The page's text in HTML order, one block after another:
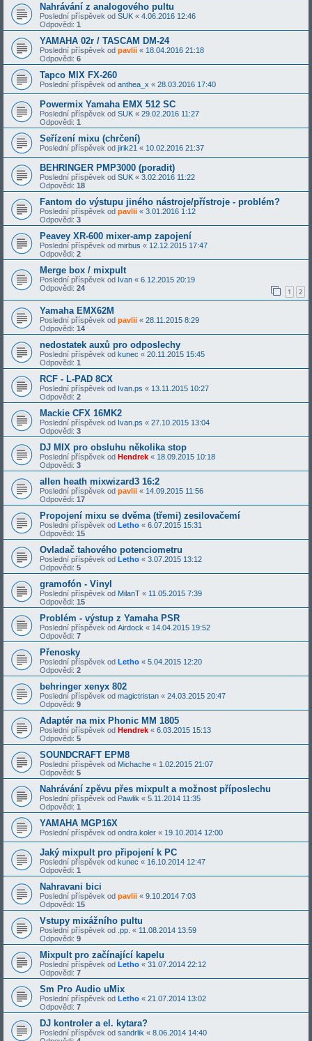
Nahrávání z analogového pultu
Poslední příspěvek od SUK « 4.06.2016 12:46
Odpovědi: 1
YAMAHA 02r / TASCAM DM-24
Poslední příspěvek od pavlii « 18.04.2016 21:18
Odpovědi: 6
Tapco MIX FX-260
Poslední příspěvek od anthea_x « 28.03.2016 17:40
Powermix Yamaha EMX 512 SC
Poslední příspěvek od SUK « 29.02.2016 11:27
Odpovědi: 1
Seřízení mixu (chrčení)
Poslední příspěvek od jirik21 « 10.02.2016 21:37
BEHRINGER PMP3000 (poradit)
Poslední příspěvek od SUK « 3.02.2016 11:22
Odpovědi: 18
Fantom do výstupu jiného nástroje/přístroje - problém?
Poslední příspěvek od pavlii « 3.01.2016 1:12
Odpovědi: 3
Peavey XR-600 mixer-amp zapojení
Poslední příspěvek od mirbus « 12.12.2015 17:47
Odpovědi: 2
Merge box / mixpult
Poslední příspěvek od Ivan « 6.12.2015 20:19
Odpovědi: 24 1 2
Yamaha EMX62M
Poslední příspěvek od pavlii « 28.11.2015 8:29
Odpovědi: 14
nedostatek auxů pro odposlechy
Poslední příspěvek od kunec « 20.11.2015 15:45
Odpovědi: 1
RCF - L-PAD 8CX
Poslední příspěvek od Ivan.ps « 13.11.2015 10:27
Odpovědi: 2
Mackie CFX 16MK2
Poslední příspěvek od Ivan.ps « 27.10.2015 13:04
Odpovědi: 3
DJ MIX pro obsluhu několika stop
Poslední příspěvek od Hendrek « 18.09.2015 10:18
Odpovědi: 3
allen heath mixwizard3 16:2
Poslední příspěvek od pavlii « 14.09.2015 11:56
Odpovědi: 17
Propojení mixu se dvěma (třemi) zesilovačemí
Poslední příspěvek od Letho « 6.07.2015 15:31
Odpovědi: 15
Ovladač tahového potenciometru
Poslední příspěvek od Letho « 3.07.2015 13:12
Odpovědi: 5
gramofón - Vinyl
Poslední příspěvek od MilanT « 11.05.2015 7:39
Odpovědi: 15
Problém - výstup z Yamaha PSR
Poslední příspěvek od Airdock « 14.04.2015 19:52
Odpovědi: 7
Přenosky
Poslední příspěvek od Letho « 5.04.2015 12:20
Odpovědi: 2
behringer xenyx 802
Poslední příspěvek od magictristan « 24.03.2015 20:47
Odpovědi: 9
Adaptér na mix Phonic MM 1805
Poslední příspěvek od Hendrek « 6.03.2015 15:13
Odpovědi: 5
SOUNDCRAFT EPM8
Poslední příspěvek od Michache « 1.02.2015 21:07
Odpovědi: 5
Nahrávání zpěvu přes mixpult a možnost příposlechu
Poslední příspěvek od Pawlik « 5.11.2014 11:35
Odpovědi: 1
YAMAHA MGP16X
Poslední příspěvek od ondra.koler « 19.10.2014 12:00
Jaký mixpult pro připojení k PC
Poslední příspěvek od kunec « 16.10.2014 12:47
Odpovědi: 1
Nahravani bici
Poslední příspěvek od pavlii « 9.10.2014 7:03
Odpovědi: 15
Vstupy mixážního pultu
Poslední příspěvek od .pp. « 11.08.2014 13:59
Odpovědi: 9
Mixpult pro začínající kapelu
Poslední příspěvek od Letho « 31.07.2014 22:12
Odpovědi: 7
Sm Pro Audio uMix
Poslední příspěvek od Letho « 21.07.2014 13:02
Odpovědi: 7
DJ kontroler a el. kytara?
Poslední příspěvek od sandrlik « 8.06.2014 14:40